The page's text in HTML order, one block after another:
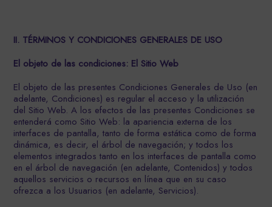
II. TÉRMINOS Y CONDICIONES GENERALES DE USO
El objeto de las condiciones: El Sitio Web
El objeto de las presentes Condiciones Generales de Uso (en
adelante, Condiciones) es regular el acceso y la utilización
del Sitio Web. A los efectos de las presentes Condiciones se
entenderá como Sitio Web: la apariencia externa de los
interfaces de pantalla, tanto de forma estática como de forma
dinámica, es decir, el árbol de navegación; y todos los
elementos integrados tanto en los interfaces de pantalla como
en el árbol de navegación (en adelante, Contenidos) y todos
aquellos servicios o recursos en línea que en su caso
ofrezca a los Usuarios (en adelante, Servicios).